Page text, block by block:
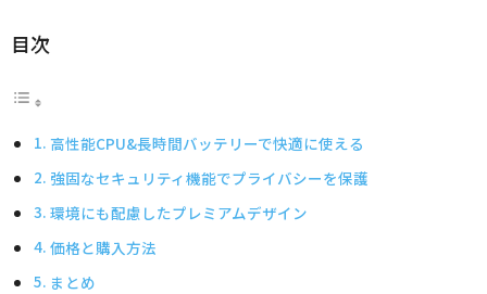
目次
高性能CPU&長時間バッテリーで快適に使える
強固なセキュリティ機能でプライバシーを保護
環境にも配慮したプレミアムデザイン
価格と購入方法
まとめ